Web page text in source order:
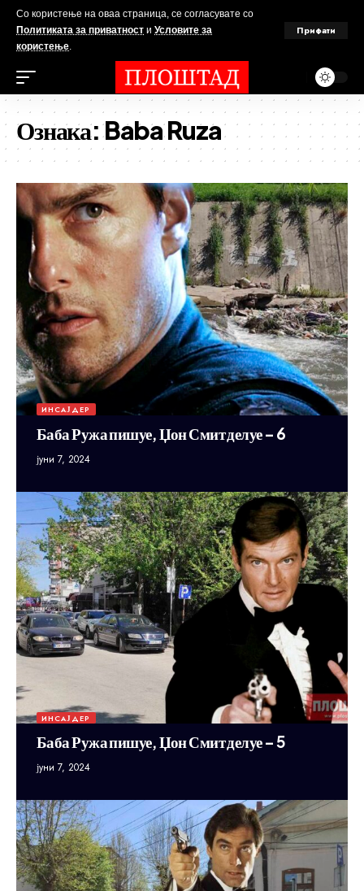
Со користење на оваа страница, се согласувате со
Политиката за приватност и Условите за
користење.
Прифати
Ознака:Baba Ruza
ИНСАЈДЕР
Баба Ружа пишуе, Џон Смит делуе – 6
јуни 7, 2024
ИНСАЈДЕР
Баба Ружа пишуе, Џон Смит делуе – 5
јуни 7, 2024